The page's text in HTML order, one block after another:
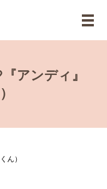
メ
アンディ』
ん）